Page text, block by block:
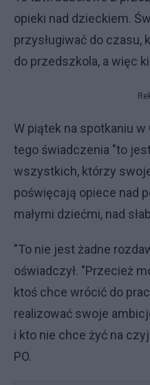
opieki nad dzieckiem.
przysługiwać do czasu,
do przedszkola, a więc
W piątek na spotkaniu
tego świadczenia "to
wszystkich, którzy
poświęcają opiece nad
małymi dziećmi, nad
"To nie jest żadne
oświadczył. "Przecież
ktoś chce wrócić do
realizować swoje
i kto nie chce żyć na
PO.